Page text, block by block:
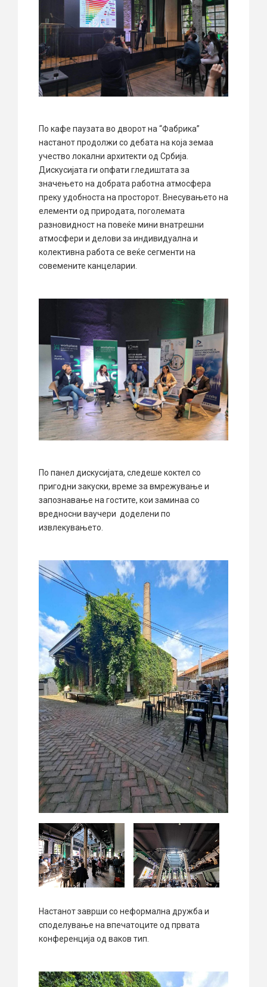
По кафе паузата во дворот на “Фабрика”
настанот продолжи со дебата на која земаа
учество локални архитекти од Србија.
Дискусијата ги опфати гледиштата за
значењето на добрата работна атмосфера
преку удобноста на просторот. Внесувањето на
елементи од природата, поголемата
разновидност на повеќе мини внатрешни
атмосфери и делови за индивидуална и
колективна работа се веќе сегменти на
совемените канцеларии.
По панел дискусијата, следеше коктел со
пригодни закуски, време за вмрежување и
запознавање на гостите, кои заминаа со
вредносни ваучери доделени по
извлекувањето.
Настанот заврши со неформална дружба и
споделување на впечатоците од првата
конференција од ваков тип.